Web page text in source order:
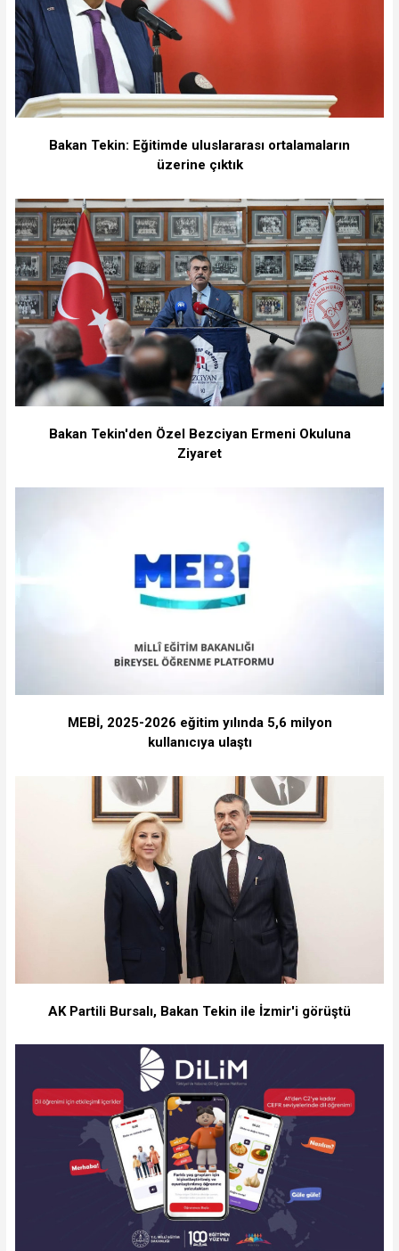
Bakan Tekin: Eğitimde uluslararası ortalamaların
üzerine çıktık
Bakan Tekin'den Özel Bezciyan Ermeni Okuluna
Ziyaret
MEBİ, 2025-2026 eğitim yılında 5,6 milyon
kullanıcıya ulaştı
AK Partili Bursalı, Bakan Tekin ile İzmir'i görüştü